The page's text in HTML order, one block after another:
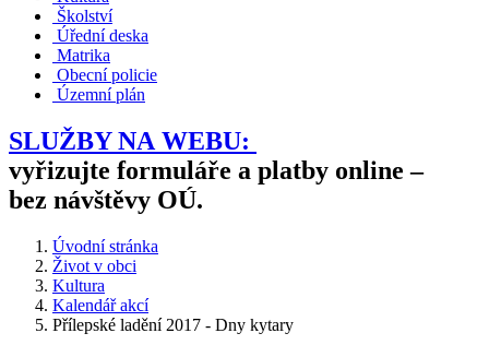
Školství
Úřední deska
Matrika
Obecní policie
Územní plán
SLUŽBY NA WEBU:
vyřizujte formuláře a platby online –
bez návštěvy OÚ.
Úvodní stránka
Život v obci
Kultura
Kalendář akcí
Přílepské ladění 2017 - Dny kytary